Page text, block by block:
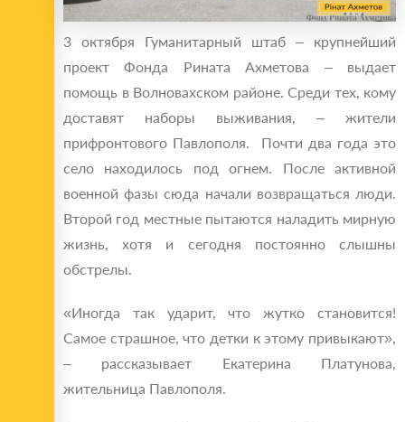
3 октября Гуманитарный штаб – крупнейший
проект Фонда Рината Ахметова – выдает
помощь в Волновахском районе. Среди тех, кому
доставят наборы выживания, – жители
прифронтового Павлополя. Почти два года это
село находилось под огнем. После активной
военной фазы сюда начали возвращаться люди.
Второй год местные пытаются наладить мирную
жизнь, хотя и сегодня постоянно слышны
обстрелы.
«Иногда так ударит, что жутко становится!
Самое страшное, что детки к этому привыкают»,
– рассказывает Екатерина Платунова,
жительница Павлополя.